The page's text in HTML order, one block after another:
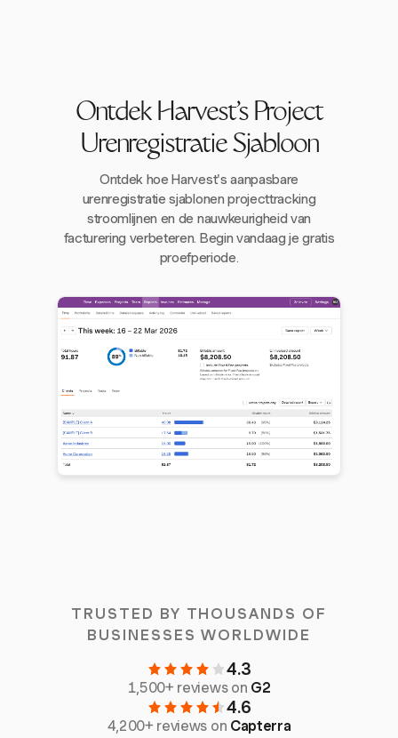
Ontdek Harvest's Project
Urenregistratie Sjabloon
Ontdek hoe Harvest's aanpasbare
urenregistratie sjablonen projecttracking
stroomlijnen en de nauwkeurigheid van
facturering verbeteren. Begin vandaag je gratis
proefperiode.
TRUSTED BY THOUSANDS OF
BUSINESSES WORLDWIDE
4.3
1,500+ reviews on G2
4.6
4,200+ reviews on Capterra